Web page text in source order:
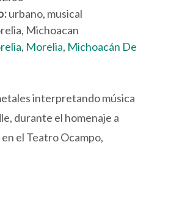
urbano, musical
Michoacan
, Morelia, Michoacán De
interpretando música
durante el homenaje a
el Teatro Ocampo,